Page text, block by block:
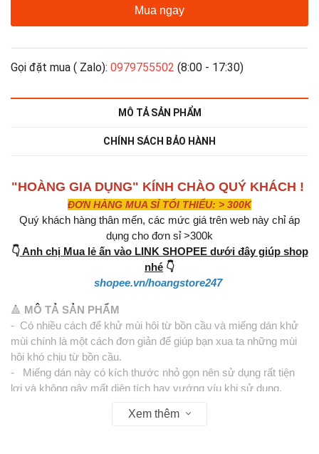
Mua ngay
Gọi đặt mua ( Zalo): 0979755502 (8:00 - 17:30)
MÔ TẢ SẢN PHẨM
CHÍNH SÁCH BẢO HÀNH
"HOÀNG GIA DỤNG" KÍNH CHÀO QUÝ KHÁCH !
ĐƠN HÀNG MUA SỈ TỐI THIỂU: > 300K
Quý khách hàng thân mến, các mức giá trên web này chỉ áp
dụng cho đơn sỉ >300k
👇Anh chị Mua lẻ ấn vào LINK SHOPEE dưới đây giúp shop
nhé 👇
shopee.vn/hoangstore247
🔺 MÔ TẢ SẢN PHẨM
- Có nhiều cách để khử mùi hôi từ bồn cầu và miếng dán khử
mùi chính là một cách đơn giản để giúp bạn xua ta những mùi
hôi khó chịu từ bồn cầu.
- Miếng dán này có kích thước nhỏ gọn nên sử dụng rất tiện
lợi và không gây mất diện tích hay vướng víu khi sử dụng.
Xem thêm